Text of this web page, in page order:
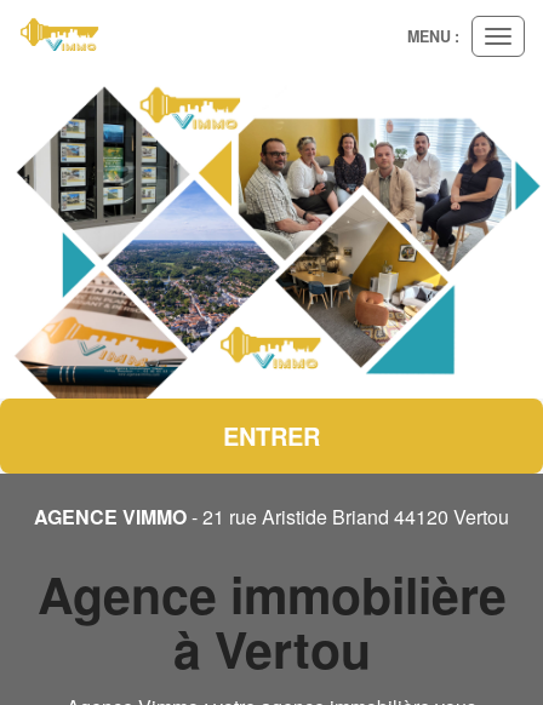
Ouvrir
le
MENU :
ENTRER
AGENCE VIMMO- 21 rue Aristide Briand 44120 Vertou
Agence immobilière
à Vertou